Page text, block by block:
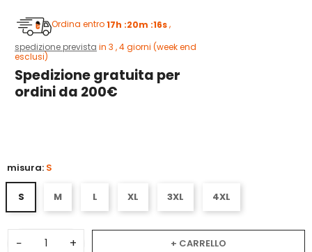
Ordina entro17h :20m :15s,
spedizione prevista in 3 , 4 giorni (week end
esclusi)
Spedizione gratuita per
ordini da 200€
misura: S
S M L XL 3XL 4XL
− + + CARRELLO